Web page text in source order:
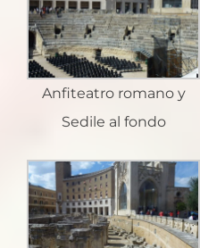
Anfiteatro romano y
Sedile al fondo